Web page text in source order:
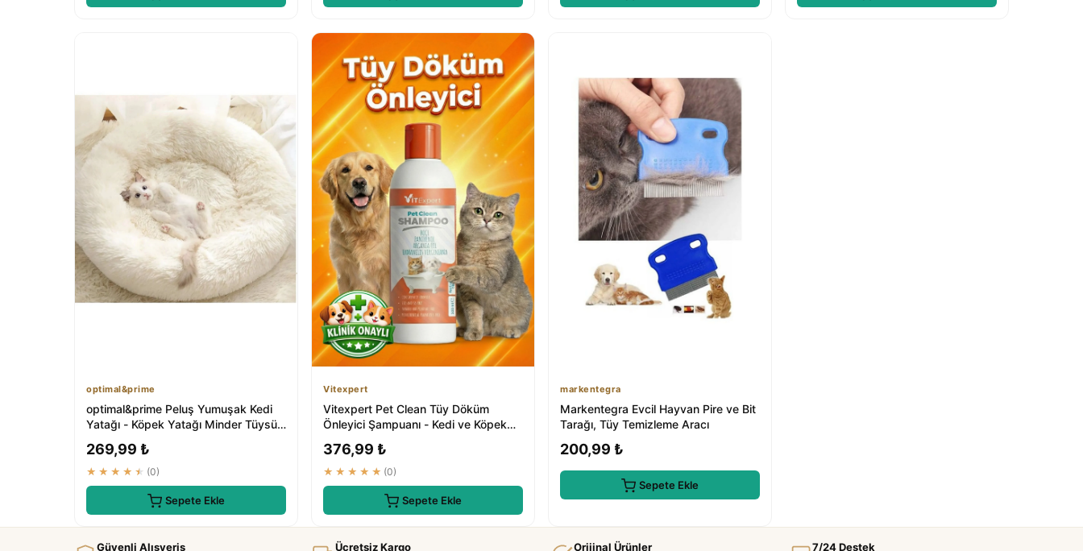
optimal&prime
optimal&prime Peluş Yumuşak Kedi
Yatağı - Köpek Yatağı Minder Tüysüz
269,99 ₺
★★★★★ (0)
Sepete Ekle
Vitexpert
Vitexpert Pet Clean Tüy Döküm
Önleyici Şampuanı - Kedi ve Köpek
376,99 ₺
★★★★★ (0)
Sepete Ekle
markentegra
Markentegra Evcil Hayvan Pire ve Bit
Tarağı, Tüy Temizleme Aracı
200,99 ₺
Sepete Ekle
Güvenli Alışveriş Ücretsiz Kargo Orijinal Ürünler 7/24 Destek